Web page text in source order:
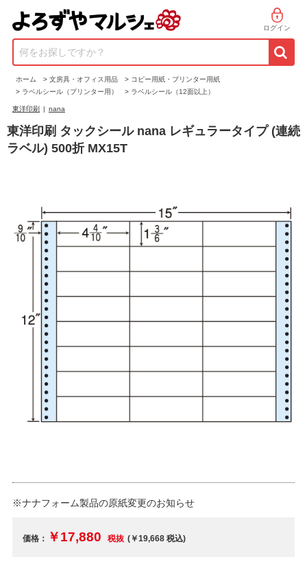
ログイン
何をお探しですか？
ホーム > 文房具・オフィス用品 > コピー用紙・プリンター用紙
> ラベルシール（プリンター用） > ラベルシール（12面以上）
東洋印刷 | nana
東洋印刷 タックシール nana レギュラータイプ (連続
ラベル) 500折 MX15T
※ナナフォーム製品の原紙変更のお知らせ
価格： ￥17,880 税抜 (￥19,668税込)